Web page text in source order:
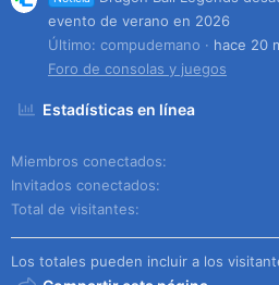
evento de verano en 2026
Último: compudemano
hace 20
Foro de consolas y juegos
Estadísticas en línea
Miembros conectados
Invitados conectados
Total de visitantes
Los totales pueden incluir a los